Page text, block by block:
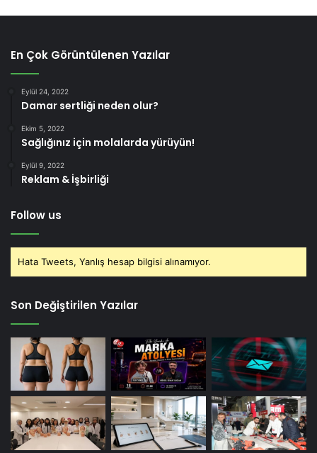
En Çok Görüntülenen Yazılar
Eylül 24, 2022
Damar sertliği neden olur?
Ekim 5, 2022
Sağlığınız için molalarda yürüyün!
Eylül 9, 2022
Reklam & İşbirliği
Follow us
Hata Tweets, Yanlış hesap bilgisi alınamıyor.
Son Değiştirilen Yazılar